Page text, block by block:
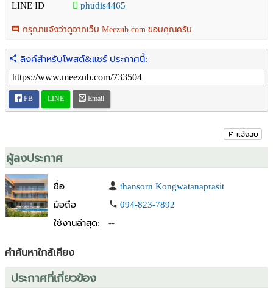
โทร 0983364254
Line@phudis4465
tkrabi91@gmail.com
LINE ID phudis4465
กรุณาแจ้งว่าดูจากเว็บ Meezub.com ขอบคุณครับ
ลิงค์สำหรับโพสต์&แชร์ ประกาศนี้:
FB LINE Email
แจ้งลบ
ผู้ลงประกาศ
ชื่อ
thansorn Kongwatanaprasit
มือถือ
094-823-7892
ใช้งานล่าสุด:
--
คำค้นหาใกล้เคียง
ประกาศที่เกี่ยวข้อง